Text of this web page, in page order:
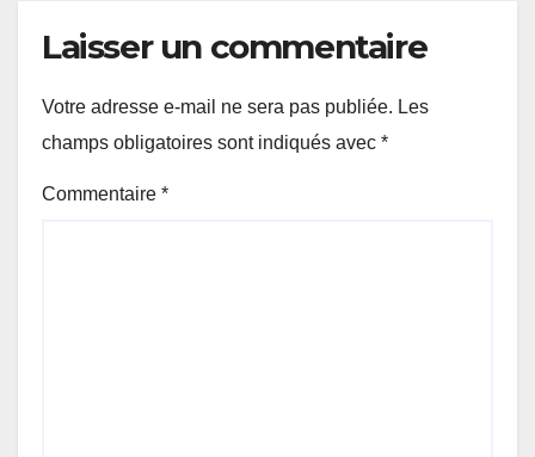
Laisser un commentaire
Votre adresse e-mail ne sera pas publiée. Les
champs obligatoires sont indiqués avec *
Commentaire *